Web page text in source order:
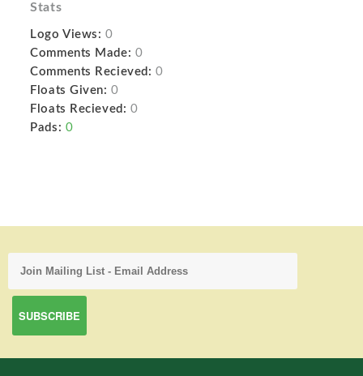
Stats
Logo Views: 0
Comments Made: 0
Comments Recieved: 0
Floats Given: 0
Floats Recieved: 0
Pads: 0